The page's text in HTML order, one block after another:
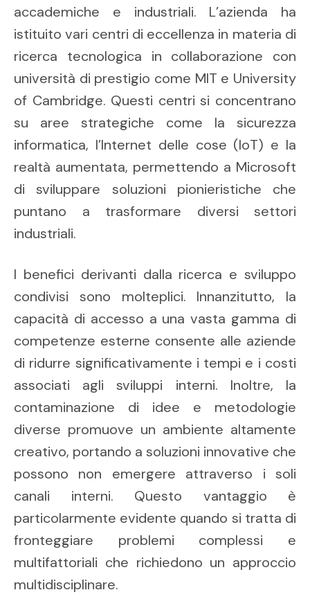
accademiche e industriali. L’azienda ha
istituito vari centri di eccellenza in materia di
ricerca tecnologica in collaborazione con
università di prestigio come MIT e University
of Cambridge. Questi centri si concentrano
su aree strategiche come la sicurezza
informatica, l’Internet delle cose (IoT) e la
realtà aumentata, permettendo a Microsoft
di sviluppare soluzioni pionieristiche che
puntano a trasformare diversi settori
industriali.
I benefici derivanti dalla ricerca e sviluppo
condivisi sono molteplici. Innanzitutto, la
capacità di accesso a una vasta gamma di
competenze esterne consente alle aziende
di ridurre significativamente i tempi e i costi
associati agli sviluppi interni. Inoltre, la
contaminazione di idee e metodologie
diverse promuove un ambiente altamente
creativo, portando a soluzioni innovative che
possono non emergere attraverso i soli
canali interni. Questo vantaggio è
particolarmente evidente quando si tratta di
fronteggiare problemi complessi e
multifattoriali che richiedono un approccio
multidisciplinare.